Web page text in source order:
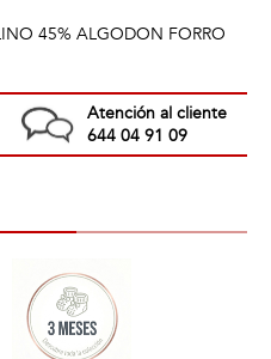
45% ALGODON FORRO
Atención al cliente
644 04 91 09